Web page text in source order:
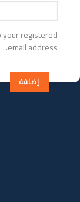
registered
email address.